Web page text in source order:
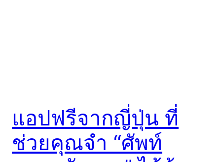
แอปฟรีจากญี่ปุ่น ที่
ช่วยคุณจำ “ศัพท์